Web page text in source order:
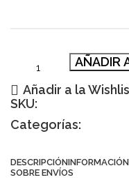
AÑADIR
Añadir a la
SKU:
Categorías:
DESCRIPCIÓN
SOBRE ENVÍOS